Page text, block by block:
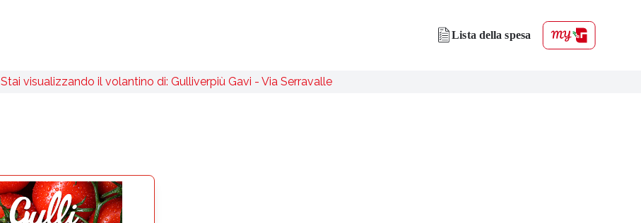
Lista della spesa
Stai visualizzando il volantino di: Gulliverpiù Gavi - Via Serravalle